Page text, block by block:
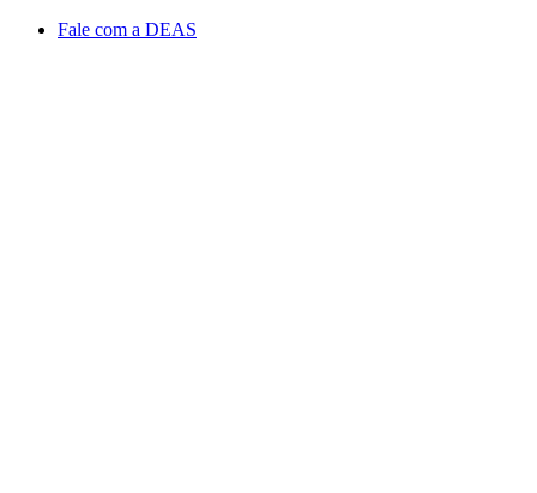
Conteúdo principal Menu principal
Fale com a DEAS